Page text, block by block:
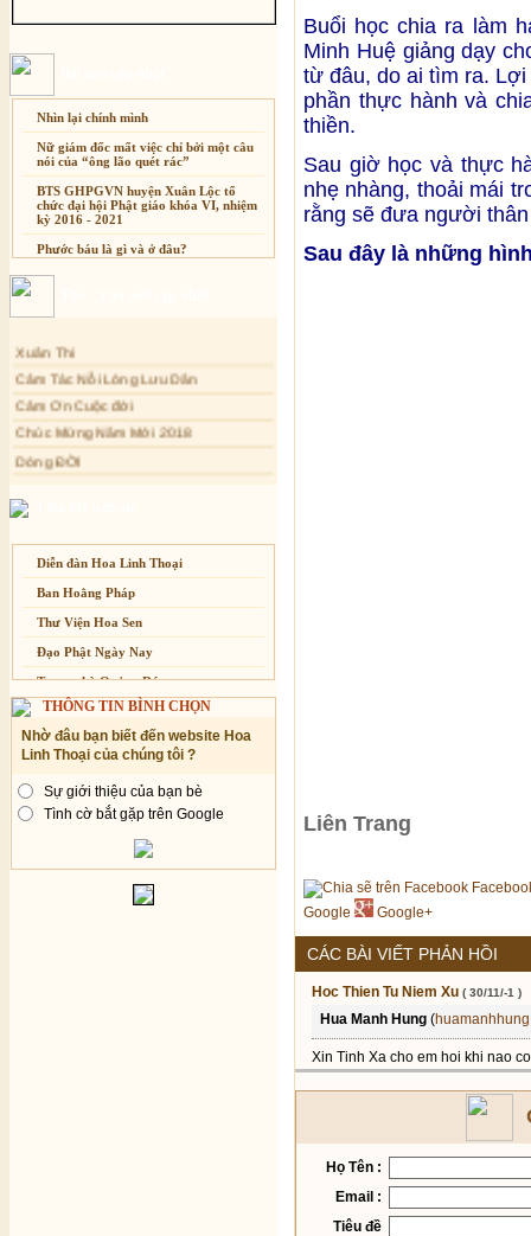
Nhìn lại chính mình
Nữ giám đốc mất việc chỉ bởi một câu
nói của “ông lão quét rác”
BTS GHPGVN huyện Xuân Lộc tổ
chức đại hội Phật giáo khóa VI, nhiệm
kỳ 2016 - 2021
Phước báu là gì và ở đâu?
Sự thương-ghét của con người
An Giang: Tịnh thất Quy Nguyên
phát quà từ thiện tại xã Cư Yang
Tịnh xá Ngọc Đăng khai giảng Thiền
dành cho Người bận rộn
Cảm Ơn Cuộc đời
Chúc Mừng Năm Mới 2018
Dòng ĐỜI
Tâm Thiền
Chuông Ngân
Anh không chết đâu em
Kiếp này
Diễn đàn Hoa Linh Thoại
Ban Hoằng Pháp
Thư Viện Hoa Sen
Đạo Phật Ngày Nay
Trang nhà Quảng Đức
Báo Giác Ngộ
Vesak 2014
THÔNG TIN BÌNH CHỌN
Nhờ đâu bạn biết đến website Hoa
Linh Thoại của chúng tôi ?
Sự giới thiệu của bạn bè
Tình cờ bắt gặp trên Google
Buổi học chia ra làm
Minh Huệ giảng dạy
từ đâu, do ai tìm ra.
phần thực hành và
thiền.
Sau giờ học và thực
nhẹ nhàng, thoải mái
rằng sẽ đưa người
Sau đây là những
Liên Trang
Google
Google+
CÁC BÀI VIẾT PHẢN HỒI
Hoc Thien Tu Niem Xu ( 30/11/-1 )
Hua Manh Hung (
Xin Tinh Xa cho em hoi khi nao
Họ Tên :
Email :
Tiêu đề